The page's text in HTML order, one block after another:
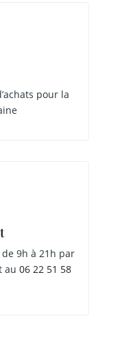
pour la
9h à 21h par
au06 22 51 58